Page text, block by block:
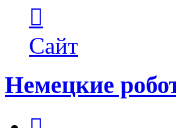
пользователя
Jonwai
Сайт
Немецкие